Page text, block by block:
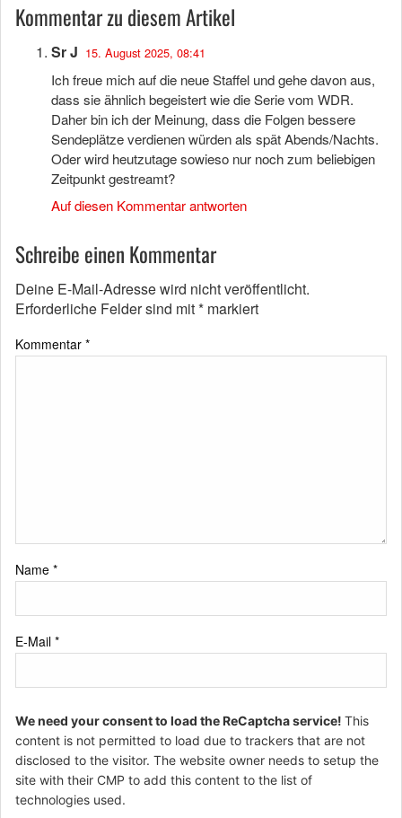
Kommentar zu diesem Artikel
Sr J 15. August 2025, 08:41
Ich freue mich auf die neue Staffel und gehe davon aus,
dass sie ähnlich begeistert wie die Serie vom WDR.
Daher bin ich der Meinung, dass die Folgen bessere
Sendeplätze verdienen würden als spät Abends/Nachts.
Oder wird heutzutage sowieso nur noch zum beliebigen
Zeitpunkt gestreamt?
Auf diesen Kommentar antworten
Schreibe einen Kommentar
Deine E-Mail-Adresse wird nicht veröffentlicht.
Erforderliche Felder sind mit* markiert
Kommentar *
Name *
E-Mail *
We need your consent to load the ReCaptcha service! This
content is not permitted to load due to trackers that are not
disclosed to the visitor. The website owner needs to setup the
site with their CMP to add this content to the list of
technologies used.